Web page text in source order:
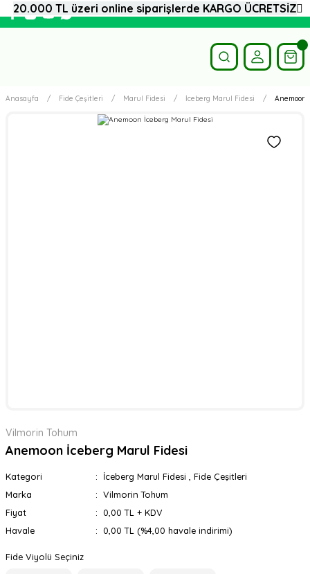
Anasayfa Fide Çeşitleri Marul Fidesi İceberg Marul Fidesi Anemoon
Vilmorin Tohum
Anemoon İceberg Marul Fidesi
Kategori İceberg Marul Fidesi
Fide Çeşitleri
Marka
Vilmorin Tohum
Fiyat
0,00 TL + KDV
Havale
0,00 TL (%4,00 havale indirimi)
Fide Viyolü Seçiniz
20.000 TL üzeri online siparişlerde KARGO ÜCRETSİZ